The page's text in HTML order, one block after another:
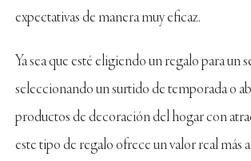
expectativas de manera muy eficaz.
Ya sea que esté eligiendo un regalo para un
seleccionando un surtido de temporada o
productos de decoración del hogar con
este tipo de regalo ofrece un valor real más